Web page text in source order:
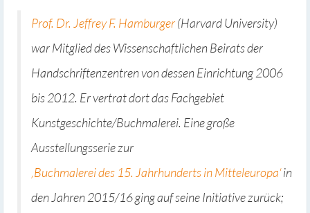
Prof. Dr. Jeffrey F. Hamburger(Harvard University)
war Mitglied des Wissenschaftlichen Beirats der
Handschriftenzentren von dessen Einrichtung 2006
bis 2012. Er vertrat dort das Fachgebiet
Kunstgeschichte/Buchmalerei. Eine große
Ausstellungsserie zur
‚Buchmalerei des 15. Jahrhunderts in Mitteleuropa‘in
den Jahren 2015/16 ging auf seine Initiative zurück;